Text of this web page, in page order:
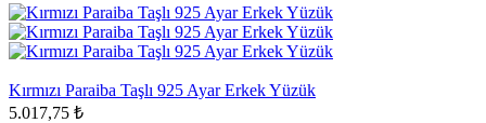
Kırmızı Paraiba Taşlı 925 Ayar Erkek Yüzük
5.017,75 ₺